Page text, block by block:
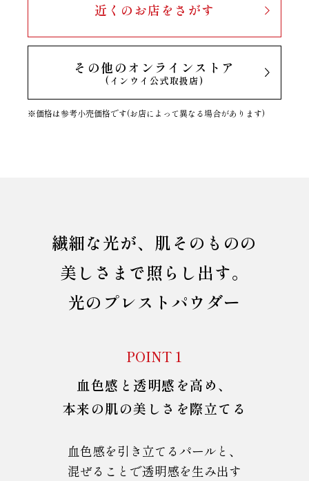
近くのお店をさがす
その他のオンラインストア
(インウイ公式取扱店)
※価格は参考小売価格です(お店によって異なる場合があります)
繊細な光が、肌そのものの
美しさまで照らし出す。
光のプレストパウダー
POINT 1
血色感と透明感を高め、
本来の肌の美しさを際立てる
血色感を引き立てるパールと、
混ぜることで透明感を生み出す